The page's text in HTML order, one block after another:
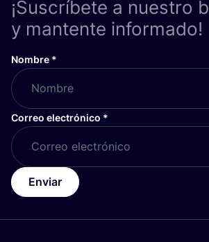
¡Suscríbete a nuestro
y mantente informado!
Nombre *
Correo electrónico *
Enviar